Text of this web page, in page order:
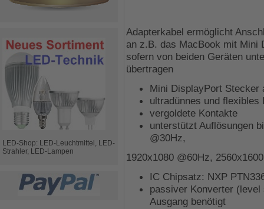
LED-Shop: LED-Leuchtmittel, LED-
Strahler, LED-Lampen
Adapterkabel ermöglicht
an z.B. das MacBook mit Mini
sofern von beiden Geräten
übertragen
Mini DisplayPort Stecker
ultradünnes und flexibles
vergoldete Kontakte
unterstützt Auflösungen
@30Hz,
1920x1080 @60Hz,
IC Chipsatz: NXP
passiver Konverter
Ausgang benötigt